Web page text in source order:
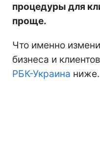
процедуры для
проще.
Что именно
бизнеса и
РБК-Украина ниже.